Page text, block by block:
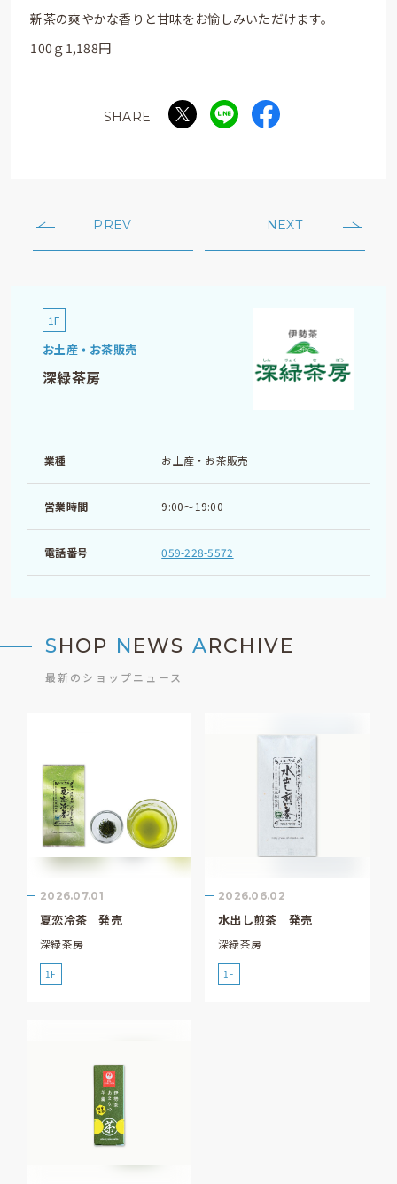
新茶の爽やかな香りと甘味をお愉しみいただけます。
100ｇ1,188円
SHARE
PREV NEXT
1F
お土産・お茶販売
深緑茶房
業種 お土産・お茶販売
営業時間 9:00～19:00
電話番号 059-228-5572
SHOP NEWS ARCHIVE
最新のショップニュース
2026.07.01
夏恋冷茶 発売
深緑茶房
1F
2026.06.02
水出し煎茶 発売
深緑茶房
1F